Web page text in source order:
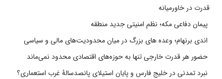
قدرت در خاورمیانه
پیمان دفاعی مکه؛ نظم امنیتی جدید منطقه
اندی برنهام؛ وعده های بزرگ در میان محدودیت‌های مالی و سیاسی
حضور هر قدرت خارجی تنها به حوزه‌های اقتصادی محدود نمی‌ماند
نبرد تمدنی در خلیج فارس و پایان استیلای پانصدسالۀ غرب استعماری؟